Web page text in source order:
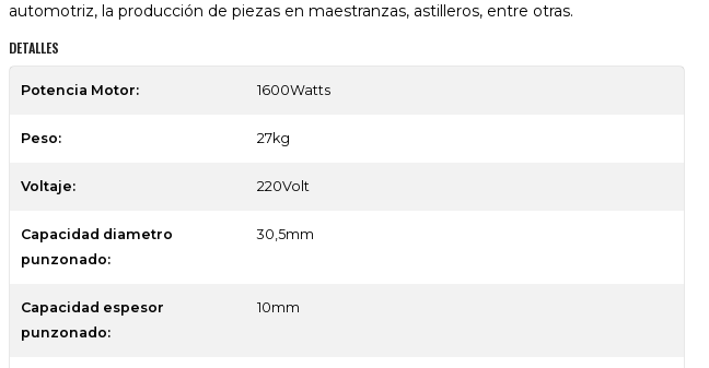
automotriz, la producción de piezas en maestranzas, astilleros, entre otras.
DETALLES
Potencia Motor: 1600Watts
Peso: 27kg
Voltaje: 220Volt
Capacidad diametro
punzonado:
30,5mm
Capacidad espesor
punzonado:
10mm